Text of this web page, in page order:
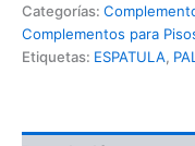
Categorías:
Complementos para
Etiquetas: ESPATULA,